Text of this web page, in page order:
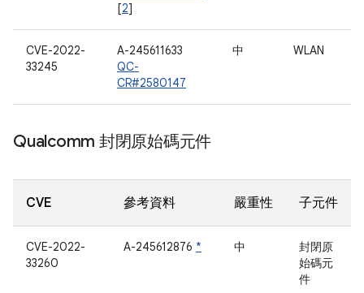
[2]
CVE-2022-
33245
A-245611633
QC-
CR#2580147
中 WLAN
Qualcomm 封閉原始碼元件
CVE 參考資料 嚴重性 子元件
CVE-2022-
33260
A-245612876 * 中
封閉原
始碼元
件